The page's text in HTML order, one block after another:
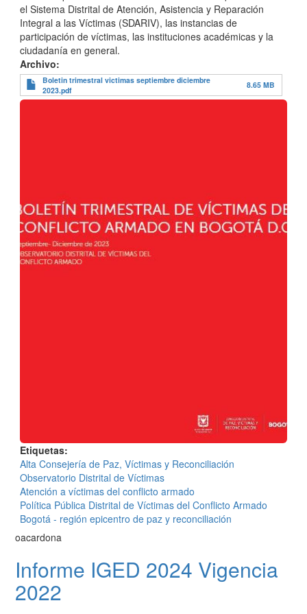
el Sistema Distrital de Atención, Asistencia y Reparación
Integral a las Víctimas (SDARIV), las instancias de
participación de víctimas, las instituciones académicas y la
ciudadanía en general.
Archivo
Boletin trimestral victimas septiembre diciembre
2023.pdf
8.65 MB
Etiquetas
Alta Consejería de Paz, Víctimas y Reconciliación
Observatorio Distrital de Víctimas
Atención a víctimas del conflicto armado
Política Pública Distrital de Víctimas del Conflicto Armado
Bogotá - región epicentro de paz y reconciliación
oacardona
Informe IGED 2024 Vigencia
2022